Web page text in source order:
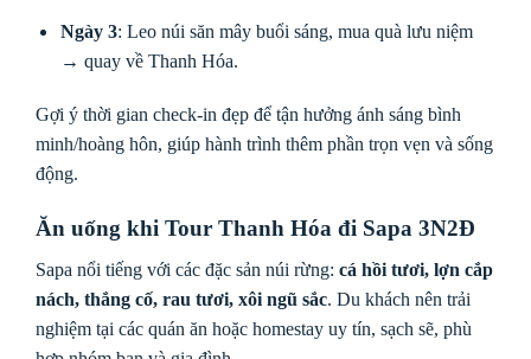
Ngày 3: Leo núi săn mây buổi sáng, mua quà lưu niệm
→ quay về Thanh Hóa.
Gợi ý thời gian check-in đẹp để tận hưởng ánh sáng bình
minh/hoàng hôn, giúp hành trình thêm phần trọn vẹn và sống
động.
Ăn uống khi Tour Thanh Hóa đi Sapa 3N2Đ
Sapa nổi tiếng với các đặc sản núi rừng: cá hồi tươi, lợn cắp
nách, thắng cố, rau tươi, xôi ngũ sắc. Du khách nên trải
nghiệm tại các quán ăn hoặc homestay uy tín, sạch sẽ, phù